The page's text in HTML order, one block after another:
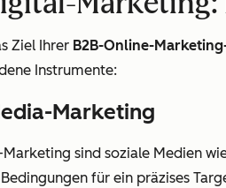
Ziel Ihrer B2B-Online-
Instrumente:
Marketing
Marketing sind soziale Medien
für ein präzises